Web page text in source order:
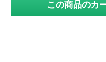
この商品のカ